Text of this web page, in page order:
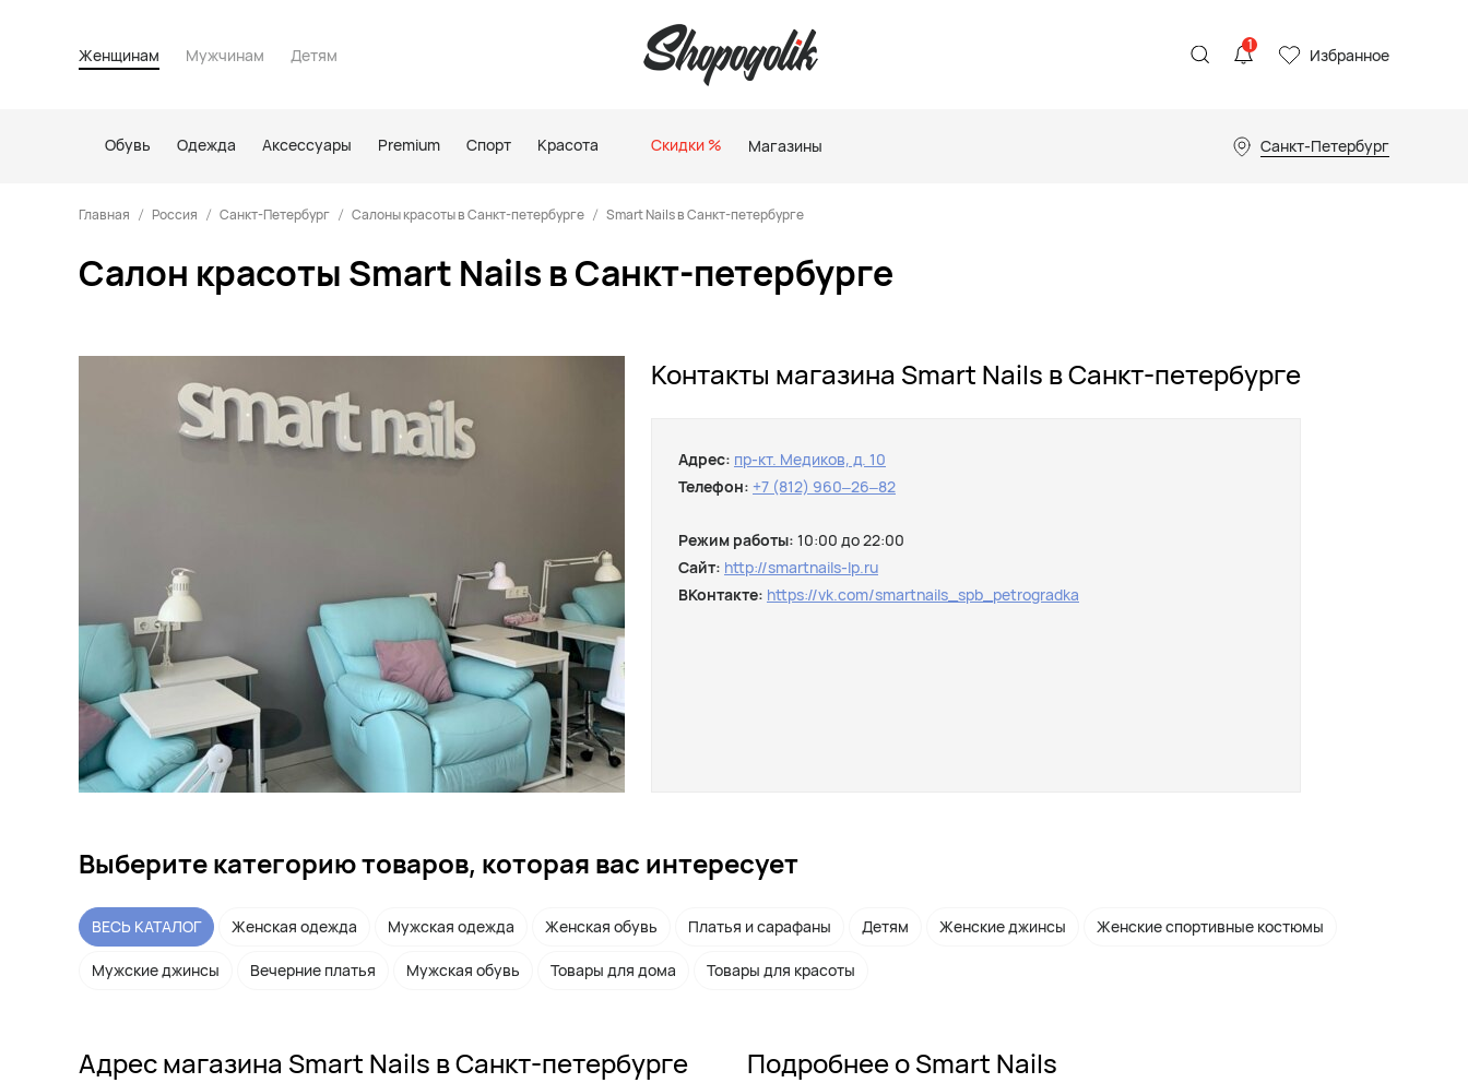
Женщинам Мужчинам Детям
1 Избранное
Обувь Одежда Аксессуары Premium Спорт Красота Скидки % Магазины Санкт-Петербург
Главная Россия Санкт-Петербург Салоны красоты в Санкт-петербурге Smart Nails в Санкт-петербурге
Салон красоты Smart Nails в Санкт-петербурге
Контакты магазина Smart Nails в Санкт-петербурге
Адрес: пр-кт. Медиков, д. 10
Телефон: +7 (812) 960‒26‒82
Режим работы: 10:00 до 22:00
Сайт: http://smartnails-lp.ru
ВКонтакте: https://vk.com/smartnails_spb_petrogradka
Выберите категорию товаров, которая вас интересует
ВЕСЬ КАТАЛОГ Женская одежда Мужская одежда Женская обувь Платья и сарафаны Детям Женские джинсы Женские спортивные костюмы
Мужские джинсы Вечерние платья Мужская обувь Товары для дома Товары для красоты
Адрес магазина Smart Nails в Санкт-петербурге Подробнее о Smart Nails